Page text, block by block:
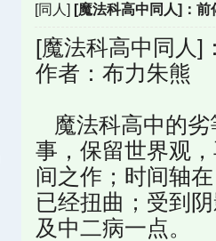
[同人][魔法科高中同人]：前
[魔法科高中同人]
作者：布力朱熊
魔法科高中的劣
事，保留世界观
间之作；时间轴
已经扭曲；受到
及中二病一点。